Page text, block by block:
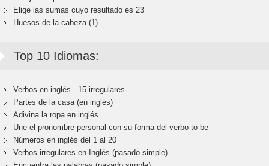
Elige las sumas cuyo resultado es 23
Huesos de la cabeza (1)
Top 10 Idiomas:
Verbos en inglés - 15 irregulares
Partes de la casa (en inglés)
Adivina la ropa en inglés
Une el pronombre personal con su forma del verbo to be
Números en inglés del 1 al 20
Verbos irregulares en Inglés (pasado simple)